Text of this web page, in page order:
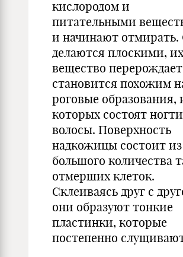
кислородом и
питательными
и начинают
делаются плоскими, их
вещество
становится похожим
роговые образования,
которых состоят
волосы. Поверхность
надкожицы состоит из
большого количества
отмерших клеток.
Склеиваясь друг с
они образуют тонкие
пластинки, которые
постепенно